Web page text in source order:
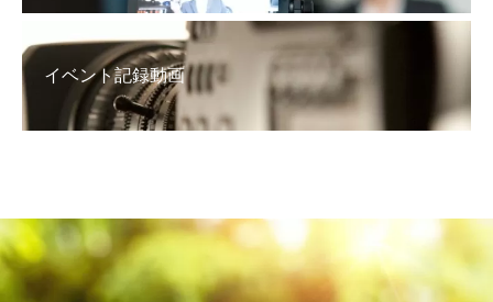
イベント記録動画